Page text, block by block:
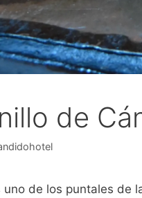
de
uno de los puntales de